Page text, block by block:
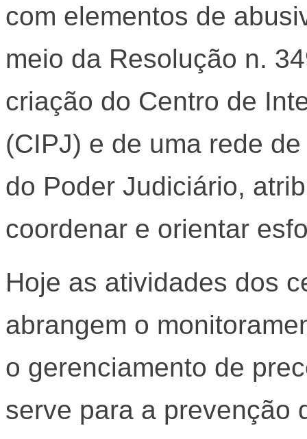
com elementos de
meio da Resolução n.
criação do Centro de
(CIPJ) e de uma rede
do Poder Judiciário,
coordenar e orientar
Hoje as atividades dos
abrangem o
o gerenciamento de
serve para a prevenção